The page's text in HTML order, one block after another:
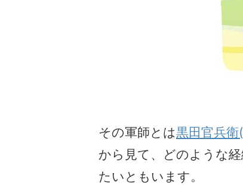
その軍師とは黒田官兵衛
から見て、どのような
たいともいます。